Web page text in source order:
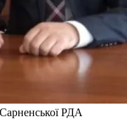
РДА